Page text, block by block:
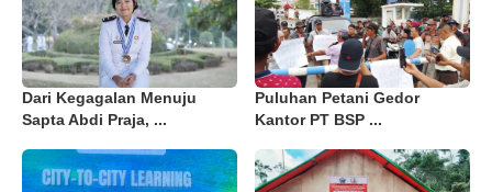
Dari Kegagalan Menuju
Sapta Abdi Praja, ...
Puluhan Petani Gedor
Kantor PT BSP ...